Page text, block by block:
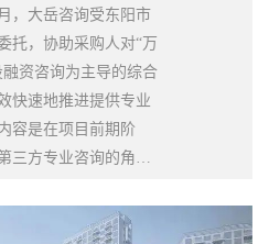
，大岳咨询受东阳市
托，协助采购人对“万
资咨询为主导的综合
快速地推进提供专业
容是在项目前期阶
三方专业咨询的角
规划、政策制定）、